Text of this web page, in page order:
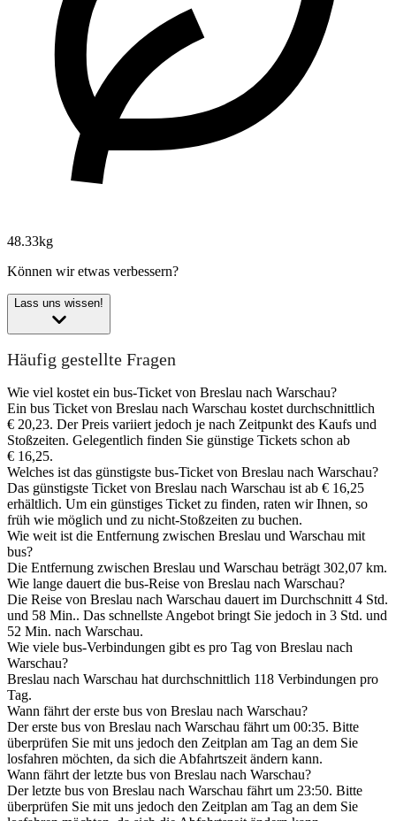
48.33kg
Können wir etwas verbessern?
Lass uns wissen!
Häufig gestellte Fragen
Wie viel kostet ein bus-Ticket von Breslau nach Warschau?
Ein bus Ticket von Breslau nach Warschau kostet durchschnittlich
€ 20,23. Der Preis variiert jedoch je nach Zeitpunkt des Kaufs und
Stoßzeiten. Gelegentlich finden Sie günstige Tickets schon ab
€ 16,25.
Welches ist das günstigste bus-Ticket von Breslau nach Warschau?
Das günstigste Ticket von Breslau nach Warschau ist ab € 16,25
erhältlich. Um ein günstiges Ticket zu finden, raten wir Ihnen, so
früh wie möglich und zu nicht-Stoßzeiten zu buchen.
Wie weit ist die Entfernung zwischen Breslau und Warschau mit
bus?
Die Entfernung zwischen Breslau und Warschau beträgt 302,07 km.
Wie lange dauert die bus-Reise von Breslau nach Warschau?
Die Reise von Breslau nach Warschau dauert im Durchschnitt 4 Std.
und 58 Min.. Das schnellste Angebot bringt Sie jedoch in 3 Std. und
52 Min. nach Warschau.
Wie viele bus-Verbindungen gibt es pro Tag von Breslau nach
Warschau?
Breslau nach Warschau hat durchschnittlich 118 Verbindungen pro
Tag.
Wann fährt der erste bus von Breslau nach Warschau?
Der erste bus von Breslau nach Warschau fährt um 00:35. Bitte
überprüfen Sie mit uns jedoch den Zeitplan am Tag an dem Sie
losfahren möchten, da sich die Abfahrtszeit ändern kann.
Wann fährt der letzte bus von Breslau nach Warschau?
Der letzte bus von Breslau nach Warschau fährt um 23:50. Bitte
überprüfen Sie mit uns jedoch den Zeitplan am Tag an dem Sie